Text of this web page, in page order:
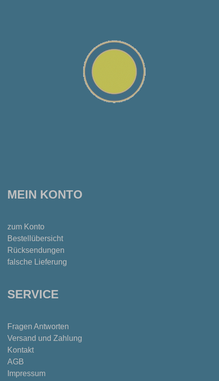
MEIN KONTO
zum Konto
Bestellübersicht
Rücksendungen
falsche Lieferung
SERVICE
Fragen Antworten
Versand und Zahlung
Kontakt
AGB
Impressum